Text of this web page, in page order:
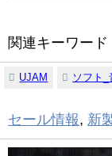
関連キーワード
UJAM ソフト
セール情報, 新